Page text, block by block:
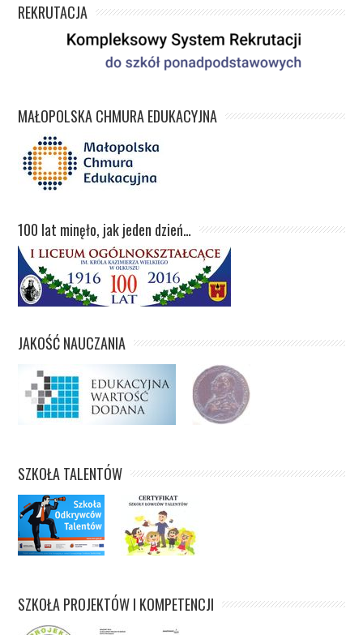
REKRUTACJA
MAŁOPOLSKA CHMURA EDUKACYJNA
100 lat minęło, jak jeden dzień…
JAKOŚĆ NAUCZANIA
SZKOŁA TALENTÓW
SZKOŁA PROJEKTÓW I KOMPETENCJI